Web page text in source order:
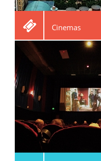
Cinemas